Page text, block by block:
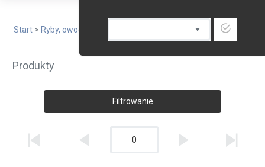
Start > Ryby, owoce morza, śledzie > Inne skorupiaki
Produkty
Filtrowanie
0